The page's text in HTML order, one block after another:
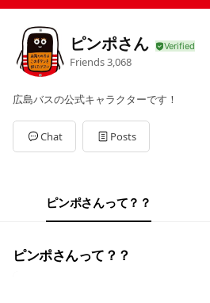
ピンポさん
Friends3,068
広島バスの公式キャラクターです！
Chat Posts
ピンポさんって？？
ピンポさんって？？